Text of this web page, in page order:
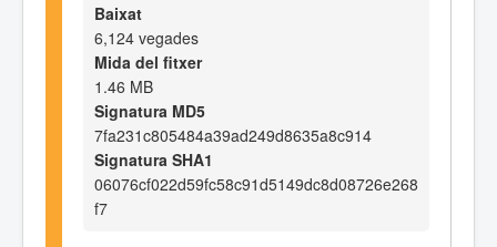
Baixat
6,124 vegades
Mida del fitxer
1.46 MB
Signatura MD5
7fa231c805484a39ad249d8635a8c914
Signatura SHA1
06076cf022d59fc58c91d5149dc8d08726e268
f7